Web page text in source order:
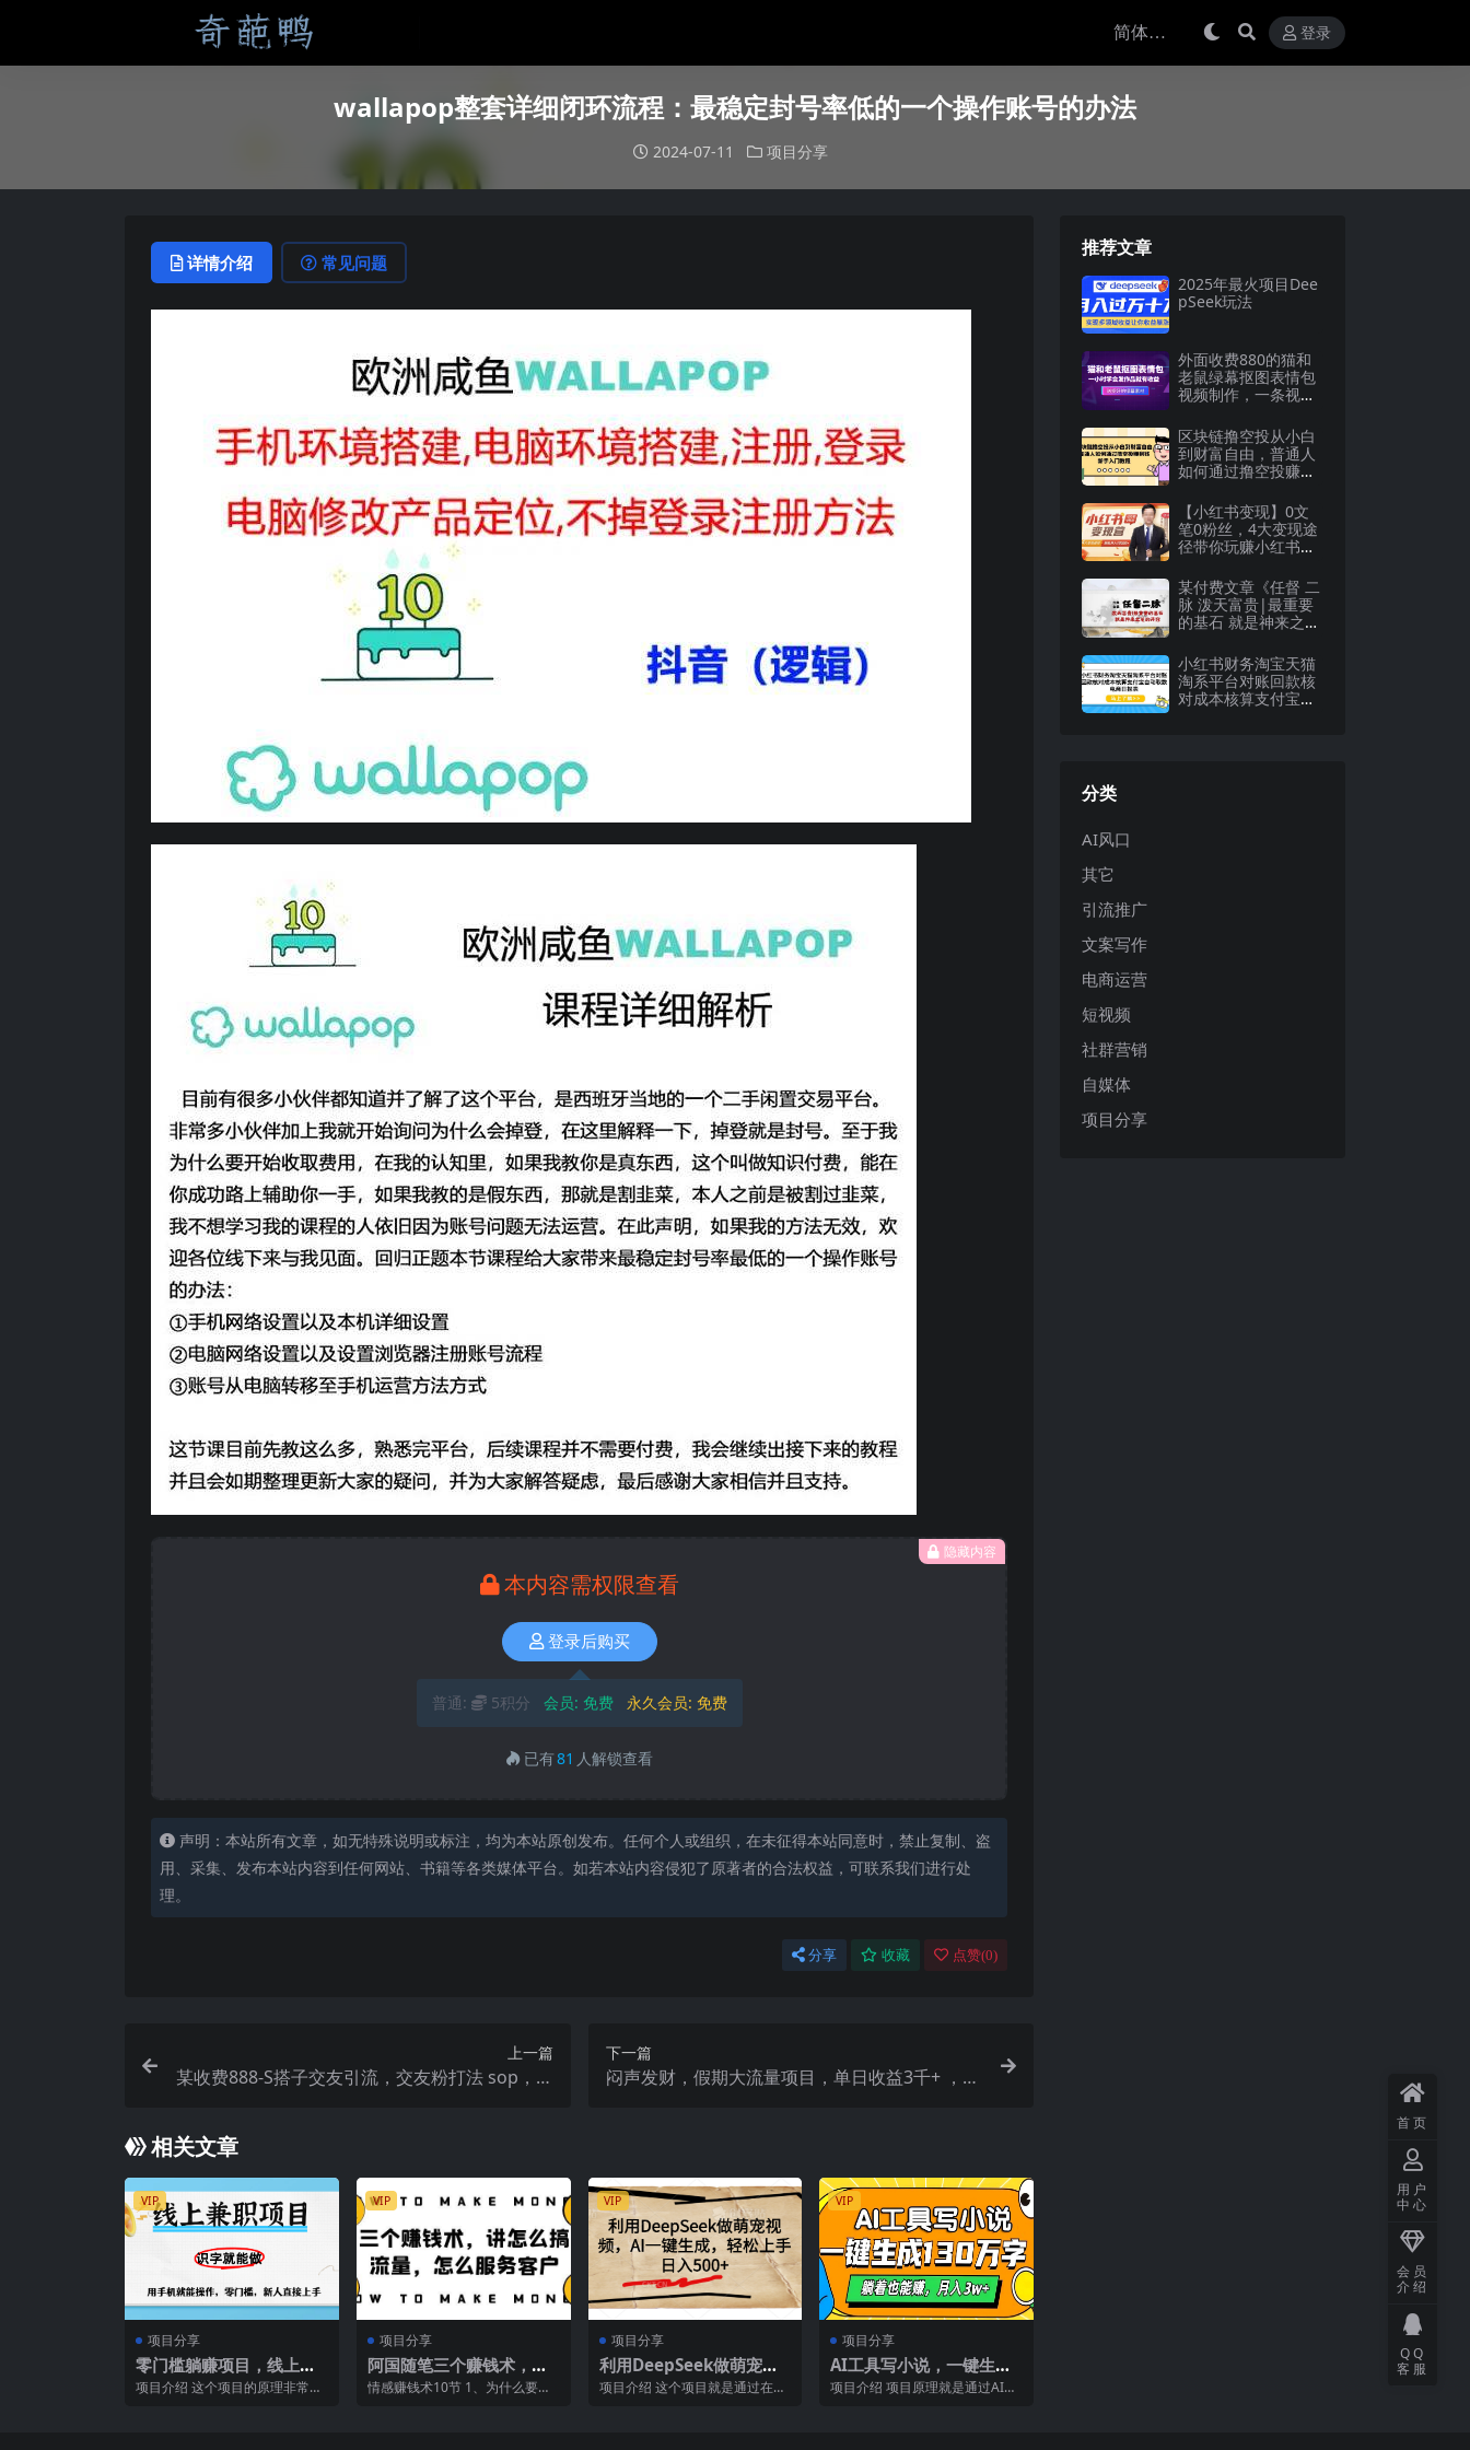
登录
wallapop整套详细闭环流程：最稳定封号率低的一个操作账号的办法
2024-07-11 项目分享
详情介绍 常见问题
隐藏内容
本内容需权限查看
登录后购买
普通: 5积分 会员: 免费 永久会员: 免费
已有81 人解锁查看
声明：本站所有文章，如无特殊说明或标注，均为本站原创发布。任何个人或组织，在未征得本站同意时，禁止复制、盗
用、采集、发布本站内容到任何网站、书籍等各类媒体平台。如若本站内容侵犯了原著者的合法权益，可联系我们进行处
理。
分享 收藏 点赞(0)
上一篇
某收费888-S搭子交友引流，交友粉打法 sop，导
下一篇
闷声发财，假期大流量项目，单日收益3千+ ，拿
相关文章
VIP
项目分享
零门槛躺赚项目，线上兼
职，有手机就能做一小时
项目介绍 这个项目的原理非常简
VIP
项目分享
阿国随笔三个赚钱术，讲
怎么搞流量，怎么服务客
情感赚钱术10节 1、为什么要做
VIP
项目分享
利用DeepSeek做萌宠视
频，AI一键生成，轻松上
项目介绍 这个项目就是通过在抖
VIP
项目分享
AI工具写小说，一键生成1
30万字，躺着也能赚，月
项目介绍 项目原理就是通过AI工
推荐文章
2025年最火项目Dee
pSeek玩法
外面收费880的猫和
老鼠绿幕抠图表情包
视频制作，一条视频
区块链撸空投从小白
到财富自由，普通人
如何通过撸空投赚
【小红书变现】0文
笔0粉丝，4大变现途
径带你玩赚小红书，
某付费文章《任督 二
脉 泼天富贵|最重要
的基石 就是神来之笔
小红书财务淘宝天猫
淘系平台对账回款核
对成本核算支付宝自
分类
AI风口
其它
引流推广
文案写作
电商运营
短视频
社群营销
自媒体
项目分享
首页
用户
中心
会员
介绍
QQ
客服